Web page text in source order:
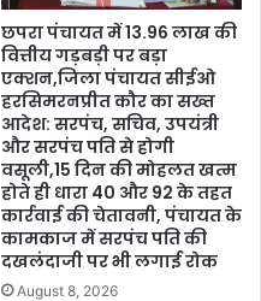
छपरा पंचायत में 13.96 लाख की
वित्तीय गड़बड़ी पर बड़ा
एक्शन,जिला पंचायत सीईओ
हरसिमरनप्रीत कौर का सख्त
आदेश: सरपंच, सचिव, उपयंत्री
और सरपंच पति से होगी
वसूली,15 दिन की मोहलत खत्म
होते ही धारा 40 और 92 के तहत
कार्रवाई की चेतावनी, पंचायत के
कामकाज में सरपंच पति की
दखलंदाजी पर भी लगाई रोक
August 8, 2026